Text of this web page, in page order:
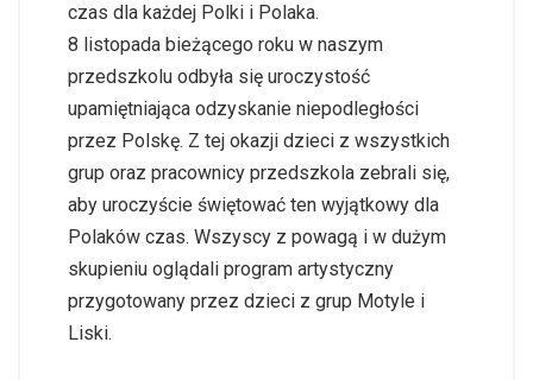
czas dla każdej Polki i Polaka.
8 listopada bieżącego roku w naszym
przedszkolu odbyła się uroczystość
upamiętniająca odzyskanie niepodległości
przez Polskę. Z tej okazji dzieci z wszystkich
grup oraz pracownicy przedszkola zebrali się,
aby uroczyście świętować ten wyjątkowy dla
Polaków czas. Wszyscy z powagą i w dużym
skupieniu oglądali program artystyczny
przygotowany przez dzieci z grup Motyle i
Liski.